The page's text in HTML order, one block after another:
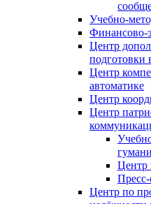
Учебно-
Финансово-
Центр
подготовки
Центр
автоматике
Центр
Центр
Центр
Центр по